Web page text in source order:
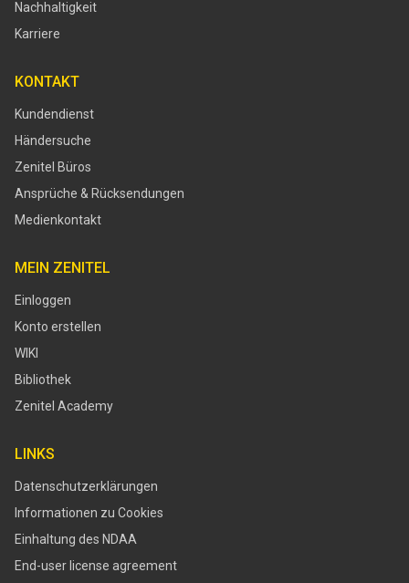
Nachhaltigkeit
Karriere
KONTAKT
Kundendienst
Händersuche
Zenitel Büros
Ansprüche & Rücksendungen
Medienkontakt
MEIN ZENITEL
Einloggen
Konto erstellen
WIKI
Bibliothek
Zenitel Academy
LINKS
Datenschutzerklärungen
Informationen zu Cookies
Einhaltung des NDAA
End-user license agreement